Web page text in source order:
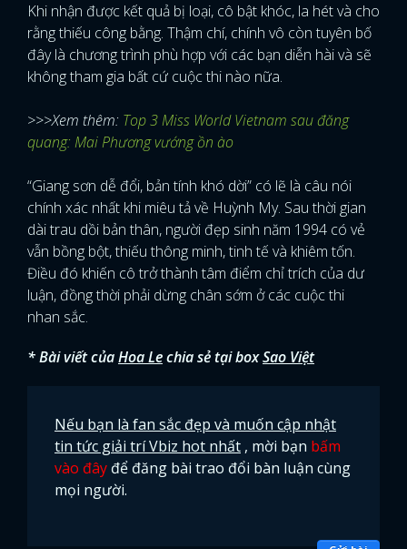
Khi nhận được kết quả bị loại, cô bật khóc, la hét và cho
rằng thiếu công bằng. Thậm chí, chính vô còn tuyên bố
đây là chương trình phù hợp với các bạn diễn hài và sẽ
không tham gia bất cứ cuộc thi nào nữa.
>>>Xem thêm: Top 3 Miss World Vietnam sau đăng
quang: Mai Phương vướng ồn ào
“Giang sơn dễ đổi, bản tính khó dời” có lẽ là câu nói
chính xác nhất khi miêu tả về Huỳnh My. Sau thời gian
dài trau dồi bản thân, người đẹp sinh năm 1994 có vẻ
vẫn bồng bột, thiếu thông minh, tinh tế và khiêm tốn.
Điều đó khiến cô trở thành tâm điểm chỉ trích của dư
luận, đồng thời phải dừng chân sớm ở các cuộc thi
nhan sắc.
* Bài viết củaHoa Lechia sẻ tại boxSao Việt
Nếu bạn là fan sắc đẹp và muốn cập nhật
tin tức giải trí Vbiz hot nhất , mời bạn bấm
vào đây để đăng bài trao đổi bàn luận cùng
mọi người.